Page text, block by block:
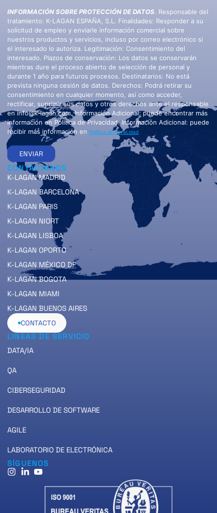
INFORMACIÓN SOBRE PROTECCIÓN DE DATOS. Responsable del
tratamiento: K-LAGAN ESPAÑA, S.L. Finalidades: Responder a su
solicitud de empleo y enviarle información comercial sobre
nuestros productos y servicios, incluso por correo electrónico si
el interesado lo autoriza. Legitimación: Consentimiento del
interesado. Plazos de conservación: Los datos se conservarán
mientras dure el proceso abierto de selección de personal y
durante 1 año para futuros procesos. Destinatarios: No está
prevista ninguna cesión de datos. Derechos: Podrá retirar su
consentimiento en cualquier momento, así como acceder,
rectificar, suprimir sus datos y otros derechos ante el responsable
en info@k-lagan.com. Información Adicional: puede encontrar más
información en Política de Privacidad. Información Adicional: puede
recibir más información en Política de Privacidad
ENVIAR
CONTÁCTANOS
K-LAGAN MADRID
K-LAGAN BARCELONA
K-LAGAN PARIS
K-LAGAN NIORT
K-LAGAN LISBOA
K-LAGAN OPORTO
K-LAGAN MÉXICO DF
K-LAGAN BOGOTA
K-LAGAN MIAMI
K-LAGAN BUENOS AIRES
CONTACTO
LINEAS DE SERVICIO
DATA/IA
QA
CIBERSEGURIDAD
DESARROLLO DE SOFTWARE
AGILE
LABORATORIO DE ELECTRÓNICA
SÍGUENOS